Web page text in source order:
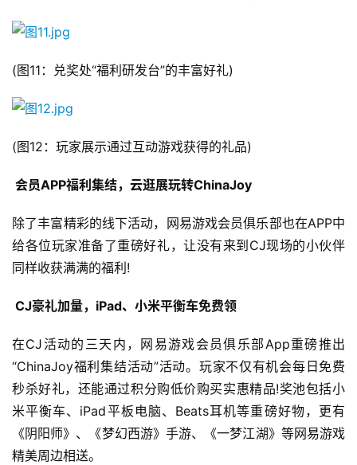
首
页
茶
创
游
戏
业
界
(图11：兑奖处“福利研发台”的丰富好礼)
(图12：玩家展示通过互动游戏获得的礼品)
会员APP福利集结，云逛展玩转ChinaJoy
除了丰富精彩的线下活动，网易游戏会员俱乐部也在APP中
给各位玩家准备了重磅好礼，让没有来到CJ现场的小伙伴
同样收获满满的福利!
CJ豪礼加量，iPad、小米平衡车免费领
在CJ活动的三天内，网易游戏会员俱乐部App重磅推出
“ChinaJoy福利集结活动”活动。玩家不仅有机会每日免费
秒杀好礼，还能通过积分购低价购买实惠精品!奖池包括小
米平衡车、iPad平板电脑、Beats耳机等重磅好物，更有
《阴阳师》、《梦幻西游》手游、《一梦江湖》等网易游戏
精美周边相送。